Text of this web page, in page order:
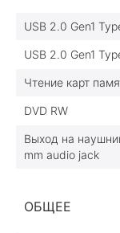
USB 2.0 Gen1
USB 2.0 Gen1
Чтение карт
DVD RW
Выход на
mm audio jack
ОБЩЕЕ